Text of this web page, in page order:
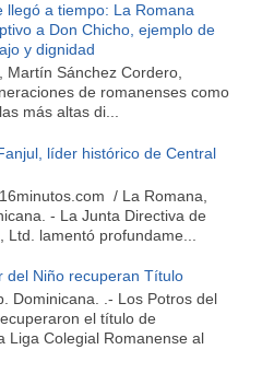
llegó a tiempo: La Romana
a Don Chicho, ejemplo de
y dignidad
Martín Sánchez Cordero,
de romanenses como
más altas di...
líder histórico de Central
/ La Romana,
- La Junta Directiva de
Ltd. lamentó profundame...
del Niño recuperan Título
Dominicana. .- Los Potros del
el título de
Liga Colegial Romanense al